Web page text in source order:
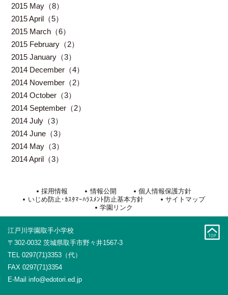
2015 May（8）
2015 April（5）
2015 March（6）
2015 February（2）
2015 January（3）
2014 December（4）
2014 November（2）
2014 October（3）
2014 September（2）
2014 July（3）
2014 June（3）
2014 May（3）
2014 April（3）
江戸川学園取手小学校
〒302-0032 茨城県取手市野々井1567-3
TEL 0297(71)3353（代）
FAX 0297(71)3354
E-Mail info@edotori.ed.jp
採用情報 情報公開
個人情報保護方針
いじめ防止･ｶｽﾀﾏｰﾊﾗｽﾒﾝﾄ防止基本方針
サイトマップ
学園リンク